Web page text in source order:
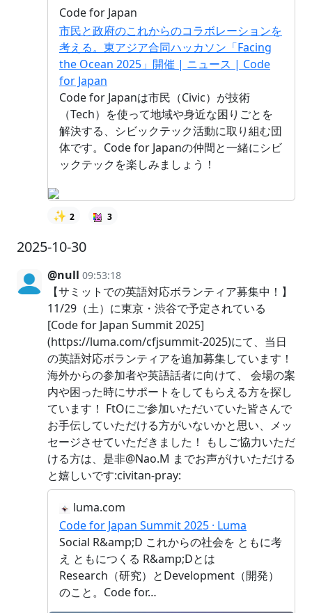
Code for Japan
市民と政府のこれからのコラボレーションを
考える。東アジア合同ハッカソン「Facing
the Ocean 2025」開催 | ニュース | Code
for Japan
Code for Japanは市民（Civic）が技術
（Tech）を使って地域や身近な困りごとを
解決する、シビックテック活動に取り組む団
体です。Code for Japanの仲間と一緒にシビ
ックテックを楽しみましょう！
✨ 2 3
2025-10-30
@null 09:53:18
【サミットでの英語対応ボランティア募集中！】
11/29（土）に東京・渋谷で予定されている
[Code for Japan Summit 2025]
(https://luma.com/cfjsummit-2025)にて、当日
の英語対応ボランティアを追加募集しています！
海外からの参加者や英語話者に向けて、 会場の案
内や困った時にサポートをしてもらえる方を探し
ています！ FtOにご参加いただいていた皆さんで
お手伝していただける方がいないかと思い、メッ
セージさせていただきました！ もしご協力いただ
ける方は、是非@Nao.M までお声がけいただける
と嬉しいです:civitan-pray:
luma.com
Code for Japan Summit 2025 · Luma
Social R&amp;D これからの社会を ともに考
え ともにつくる R&amp;Dとは
Research（研究）とDevelopment（開発）
のこと。Code for…